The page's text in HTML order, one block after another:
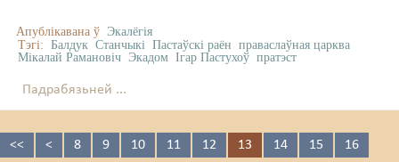
Апублікавана ў Экалёгія
Тэгі: Балдук Станчыкі Пастаўскі раён праваслаўная царква
Мікалай Рамановіч Экадом Ігар Пастухоў пратэст
Падрабязьней ...
<< < 8 9 10 11 12 13 14 15 16